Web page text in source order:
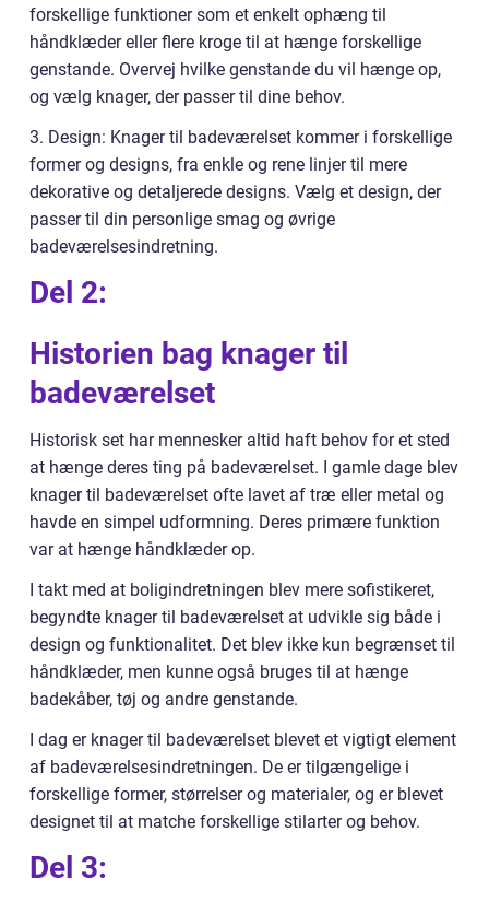
forskellige funktioner som et enkelt ophæng til
håndklæder eller flere kroge til at hænge forskellige
genstande. Overvej hvilke genstande du vil hænge op,
og vælg knager, der passer til dine behov.
3. Design: Knager til badeværelset kommer i forskellige
former og designs, fra enkle og rene linjer til mere
dekorative og detaljerede designs. Vælg et design, der
passer til din personlige smag og øvrige
badeværelsesindretning.
Del 2:
Historien bag knager til
badeværelset
Historisk set har mennesker altid haft behov for et sted
at hænge deres ting på badeværelset. I gamle dage blev
knager til badeværelset ofte lavet af træ eller metal og
havde en simpel udformning. Deres primære funktion
var at hænge håndklæder op.
I takt med at boligindretningen blev mere sofistikeret,
begyndte knager til badeværelset at udvikle sig både i
design og funktionalitet. Det blev ikke kun begrænset til
håndklæder, men kunne også bruges til at hænge
badekåber, tøj og andre genstande.
I dag er knager til badeværelset blevet et vigtigt element
af badeværelsesindretningen. De er tilgængelige i
forskellige former, størrelser og materialer, og er blevet
designet til at matche forskellige stilarter og behov.
Del 3: